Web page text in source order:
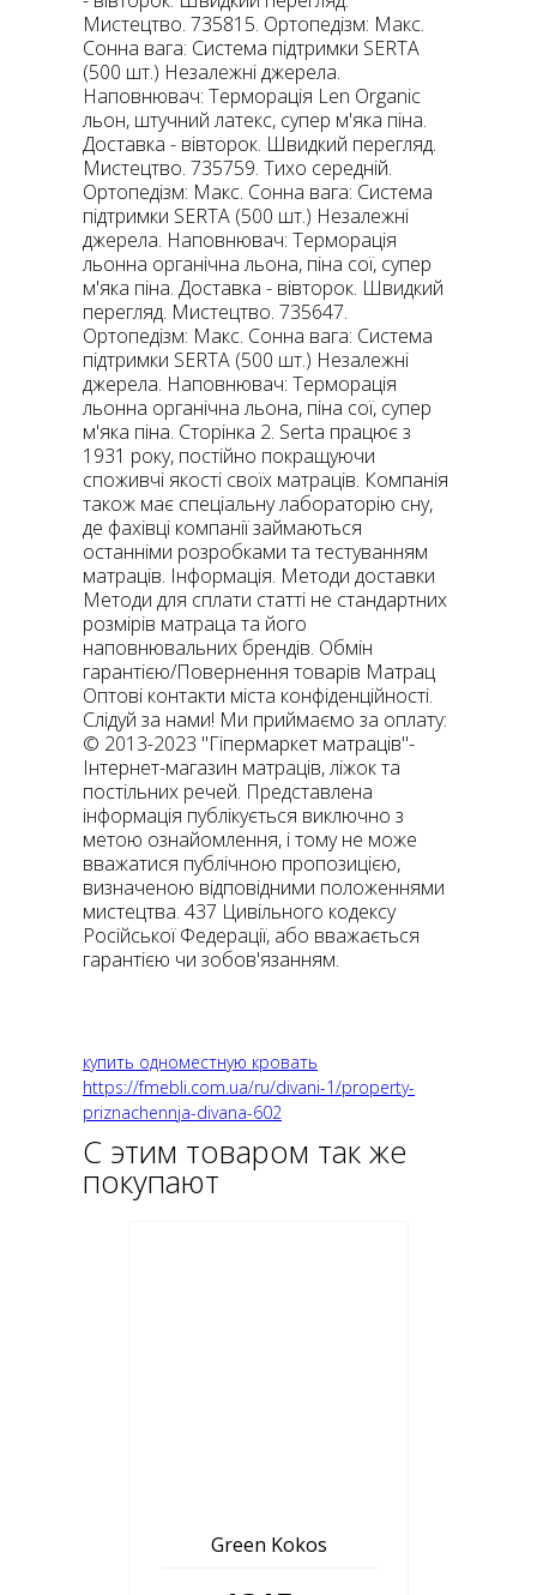
Мистецтво. 735815. Ортопедізм: Макс.
Сонна вага: Система підтримки SERTA
(500 шт.) Незалежні джерела.
Наповнювач: Терморація Len Organic
льон, штучний латекс, супер м'яка піна.
Доставка - вівторок. Швидкий перегляд.
Мистецтво. 735759. Тихо середній.
Ортопедізм: Макс. Сонна вага: Система
підтримки SERTA (500 шт.) Незалежні
джерела. Наповнювач: Терморація
льонна органічна льона, піна сої, супер
м'яка піна. Доставка - вівторок. Швидкий
перегляд. Мистецтво. 735647.
Ортопедізм: Макс. Сонна вага: Система
підтримки SERTA (500 шт.) Незалежні
джерела. Наповнювач: Терморація
льонна органічна льона, піна сої, супер
м'яка піна. Сторінка 2. Serta працює з
1931 року, постійно покращуючи
споживчі якості своїх матраців. Компанія
також має спеціальну лабораторію сну,
де фахівці компанії займаються
останніми розробками та тестуванням
матраців. Інформація. Методи доставки
Методи для сплати статті не стандартних
розмірів матраца та його
наповнювальних брендів. Обмін
гарантією/Повернення товарів Матрац
Оптові контакти міста конфіденційності.
Слідуй за нами! Ми приймаємо за оплату:
© 2013-2023 "Гіпермаркет матраців"-
Інтернет-магазин матраців, ліжок та
постільних речей. Представлена ​​
інформація публікується виключно з
метою ознайомлення, і тому не може
вважатися публічною пропозицією,
визначеною відповідними положеннями
мистецтва. 437 Цивільного кодексу
Російської Федерації, або вважається
гарантією чи зобов'язанням.
купить одноместную кровать
https://fmebli.com.ua/ru/divani-1/property-
priznachennja-divana-602
С этим товаром так же
покупают
Green Kokos